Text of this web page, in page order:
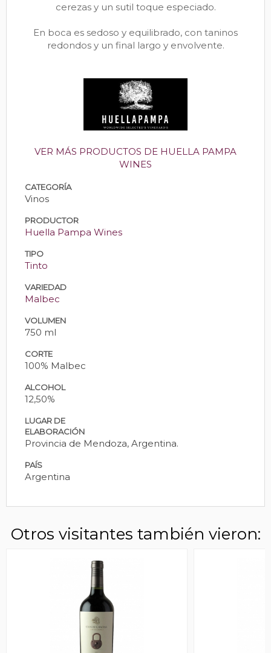
cerezas y un sutil toque especiado.
En boca es sedoso y equilibrado, con taninos
redondos y un final largo y envolvente.
VER MÁS PRODUCTOS DE HUELLA PAMPA
WINES
CATEGORÍA
Vinos
PRODUCTOR
Huella Pampa Wines
TIPO
Tinto
VARIEDAD
Malbec
VOLUMEN
750 ml
CORTE
100% Malbec
ALCOHOL
12,50%
LUGAR DE
ELABORACIÓN
Provincia de Mendoza, Argentina.
PAÍS
Argentina
Otros visitantes también vieron: